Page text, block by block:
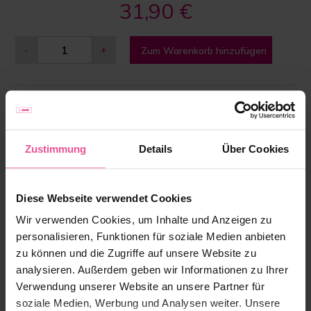
Zustimmung Details Über Cookies
Diese Webseite verwendet Cookies
Wir verwenden Cookies, um Inhalte und Anzeigen zu
personalisieren, Funktionen für soziale Medien anbieten
zu können und die Zugriffe auf unsere Website zu
analysieren. Außerdem geben wir Informationen zu Ihrer
Verwendung unserer Website an unsere Partner für
soziale Medien, Werbung und Analysen weiter. Unsere
31,90 €
- + Zum Warenkorb hinzufügen
begeistert nicht nur uns, sondern auch unsere
Patientinnen und Patienten. Sie bietet einen
angenehmen und langlebigen Tragekomfort, eine
narbenschonende Kompression und gibt zudem
ein Gefühl von Stabilität und Sicherheit. Aufgrund
der vielfältigen Auswahl findet sich für jeden das
passende Modell. Unser Favorit – der PI extra.